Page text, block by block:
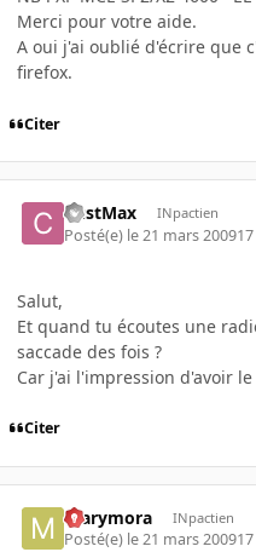
Merci pour votre aide.
A oui j'ai oublié d'écrire que
firefox.
Citer
CustMax INpactien
Posté(e) le 21 mars 2009
Salut,
Et quand tu écoutes une
saccade des fois ?
Car j'ai l'impression d'avoir
Citer
marymora INpactien
Posté(e) le 21 mars 2009